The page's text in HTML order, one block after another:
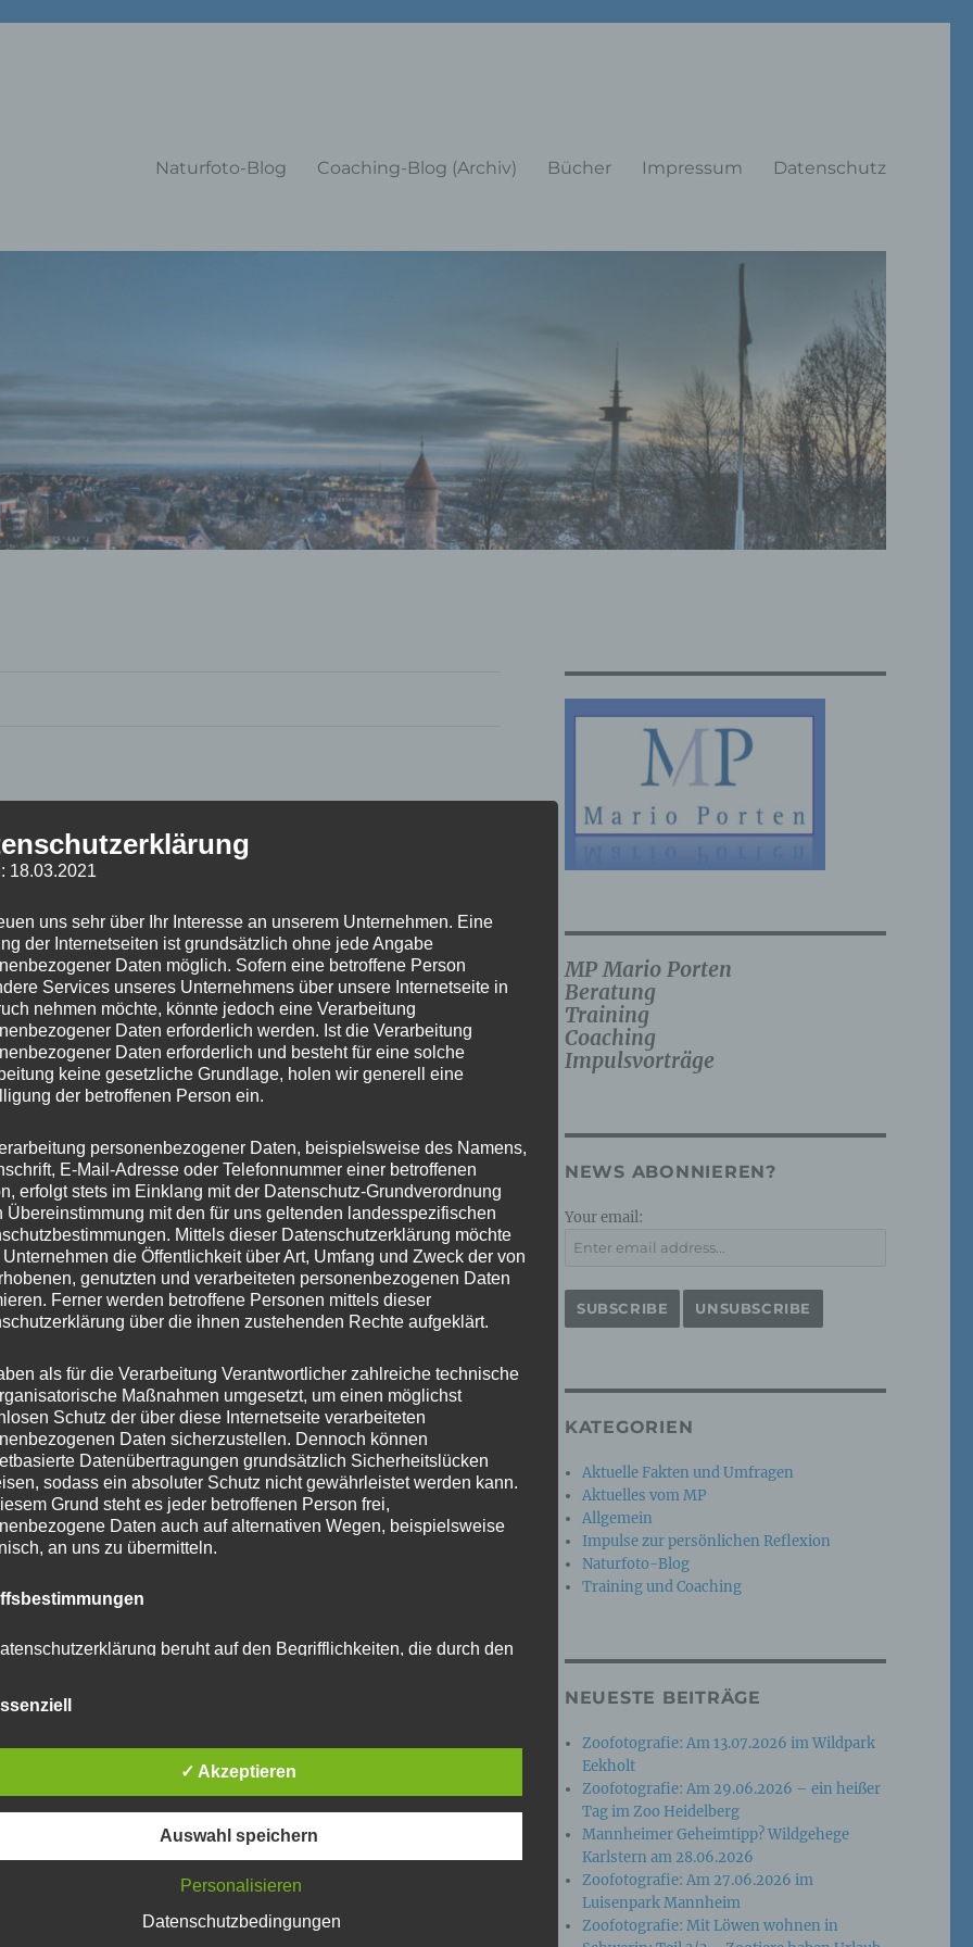
Naturfoto-Blog Coaching-Blog (Archiv) Bücher Impressum Datenschutz
abzugeben.
reduzieren.
in Grömitz am 16.04.2026
MP Mario Porten
Beratung
Training
Coaching
Impulsvorträge
NEWS ABONNIEREN?
Your email:
KATEGORIEN
Aktuelle Fakten und Umfragen
Aktuelles vom MP
Allgemein
Impulse zur persönlichen Reflexion
Naturfoto-Blog
Training und Coaching
NEUESTE BEITRÄGE
Zoofotografie: Am 13.07.2026 im Wildpark
Eekholt
Zoofotografie: Am 29.06.2026 – ein heißer
Tag im Zoo Heidelberg
Mannheimer Geheimtipp? Wildgehege
Karlstern am 28.06.2026
Zoofotografie: Am 27.06.2026 im
Luisenpark Mannheim
Zoofotografie: Mit Löwen wohnen in
18.03.2021
uns sehr über Ihr Interesse an unserem Unternehmen. Eine
der Internetseiten ist grundsätzlich ohne jede Angabe
Daten möglich. Sofern eine betroffene Person
Services unseres Unternehmens über unsere Internetseite in
nehmen möchte, könnte jedoch eine Verarbeitung
Daten erforderlich werden. Ist die Verarbeitung
Daten erforderlich und besteht für eine solche
keine gesetzliche Grundlage, holen wir generell eine
der betroffenen Person ein.
personenbezogener Daten, beispielsweise des Namens,
E-Mail-Adresse oder Telefonnummer einer betroffenen
erfolgt stets im Einklang mit der Datenschutz-Grundverordnung
Übereinstimmung mit den für uns geltenden landesspezifischen
Mittels dieser Datenschutzerklärung möchte
Unternehmen die Öffentlichkeit über Art, Umfang und Zweck der von
genutzten und verarbeiteten personenbezogenen Daten
Ferner werden betroffene Personen mittels dieser
über die ihnen zustehenden Rechte aufgeklärt.
als für die Verarbeitung Verantwortlicher zahlreiche technische
Maßnahmen umgesetzt, um einen möglichst
Schutz der über diese Internetseite verarbeiteten
Daten sicherzustellen. Dennoch können
Datenübertragungen grundsätzlich Sicherheitslücken
sodass ein absoluter Schutz nicht gewährleistet werden kann.
Grund steht es jeder betroffenen Person frei,
Daten auch auf alternativen Wegen, beispielsweise
an uns zu übermitteln.
beruht auf den Begrifflichkeiten, die durch den
Grundverordnung (DS-GVO) verwendet wurden. Unsere
soll sowohl für die Öffentlichkeit als auch für unsere
gewährleisten, möchten wir vorab die verwendeten
in dieser Datenschutzerklärung unter anderem die
✓ Akzeptieren
Auswahl speichern
Personalisieren
Datenschutzbedingungen